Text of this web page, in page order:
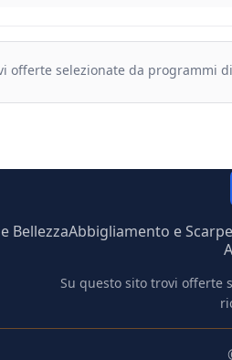
offerte selezionate da programmi
BellezzaAbbigliamento e Scarpe
Su questo sito trovi offerte